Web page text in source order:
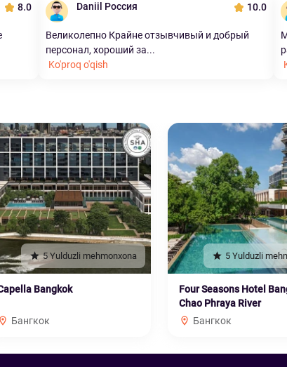
8.0 Daniil Россия 10.0
Великолепно Крайне отзывчивый и добрый
персонал, хороший за...
Ko'proq o'qish
5 Yulduzli mehmonxona
Bangkok
Бангкок
5 Yulduzli
Four Seasons Hotel
Chao Phraya River
Бангкок